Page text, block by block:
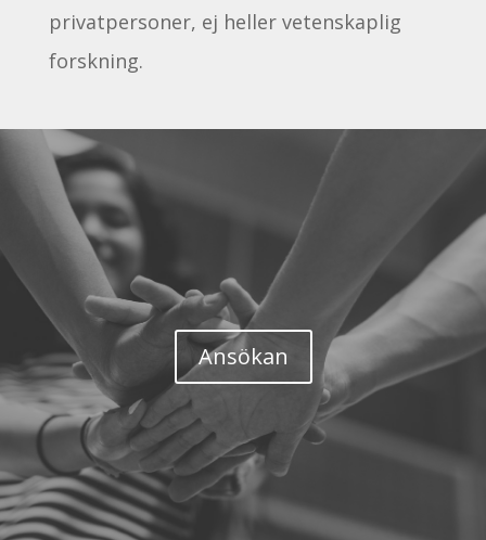
privatpersoner, ej heller vetenskaplig
forskning.
Ansökan